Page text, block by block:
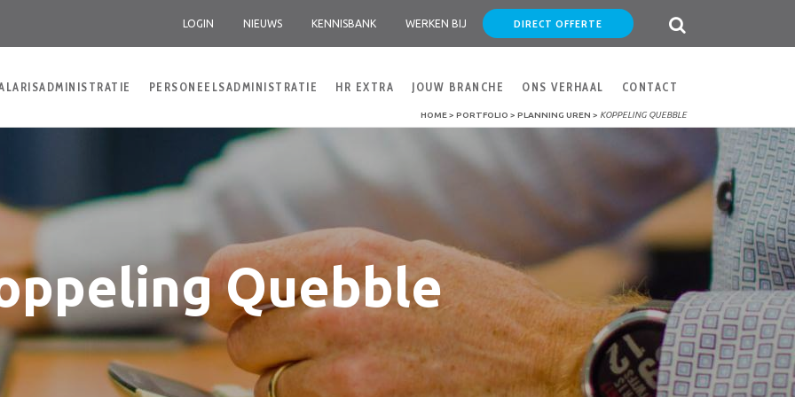
LOGIN NIEUWS KENNISBANK WERKEN BIJ DIRECT OFFERTE
PERSONEELSADMINISTRATIE HR EXTRA JOUW BRANCHE ONS VERHAAL CONTACT
HOME> PORTFOLIO > PLANNING UREN > KOPPELING QUEBBLE
Quebble